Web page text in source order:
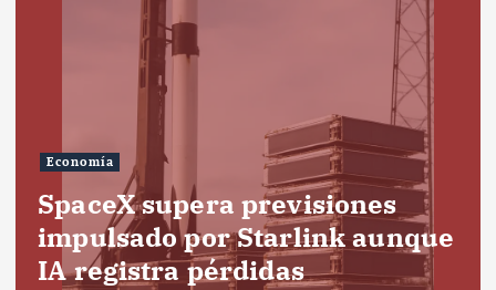
Economía
SpaceX supera previsiones
impulsado por Starlink aunque
IA registra pérdidas